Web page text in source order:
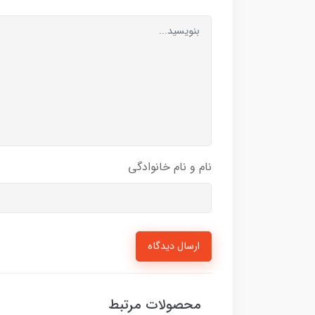
نام و نام خانوادگی
ارسال دیدگاه
محصولات مرتبط